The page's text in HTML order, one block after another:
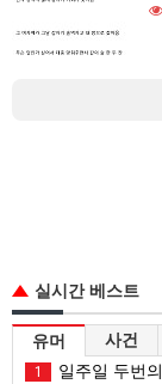
실시간 베스트
유머 사건
1 일주일 두번